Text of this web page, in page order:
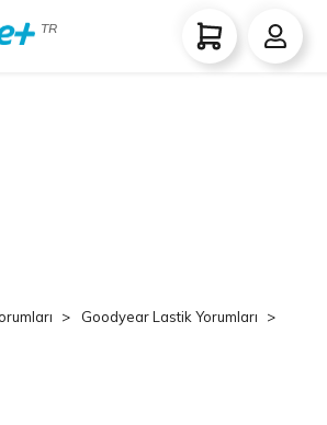
TR
Goodyear Lastik Yorumları